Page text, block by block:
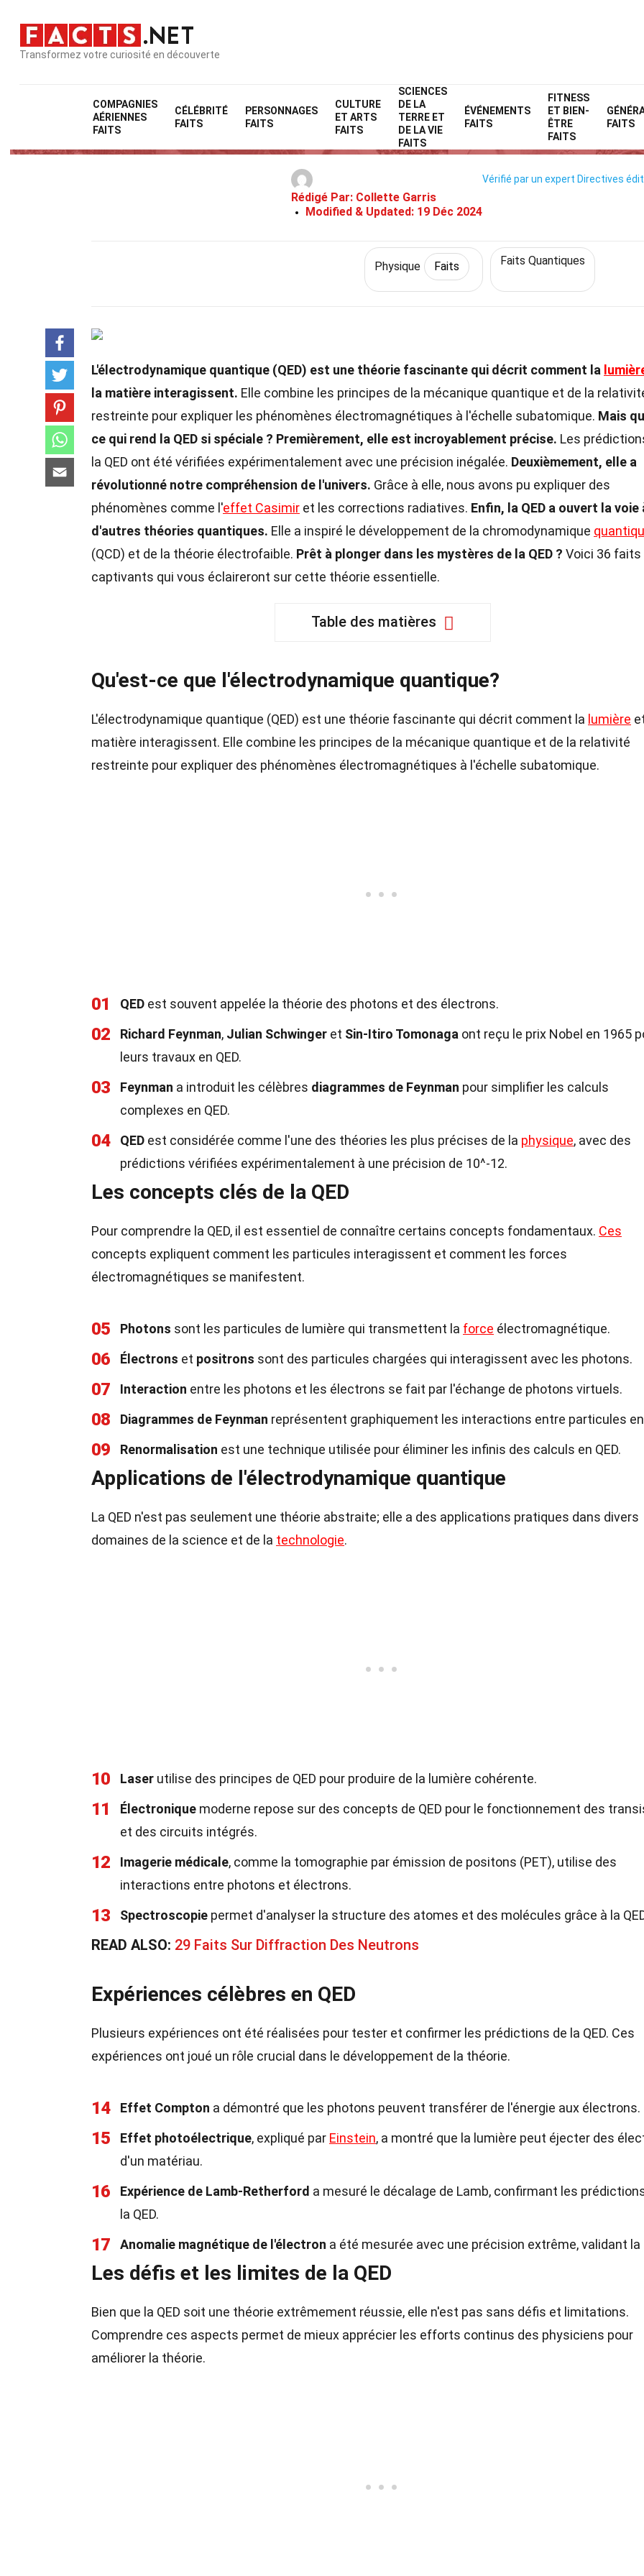
Transformez votre curiosité en découverte
COMPAGNIES
AÉRIENNES
FAITS
CÉLÉBRITÉ
FAITS
PERSONNAGES
FAITS
CULTURE
ET ARTS
FAITS
SCIENCES
DE LA
TERRE ET
DE LA VIE
FAITS
ÉVÉNEMENTS
FAITS
FITNESS
ET BIEN-
ÊTRE
FAITS
FAITS
Home Science Physique Faits
36 Faits Sur Électrodynamique
Rédigé Par: Collette Garris
Modified & Updated: 19 Déc 2024
Vérifié par un expert Directives
Physique Faits Faits Quantiques
L'électrodynamique quantique (QED) est une théorie fascinante qui décrit comment la
la matière interagissent. Elle combine les principes de la mécanique quantique et de la
restreinte pour expliquer les phénomènes électromagnétiques à l'échelle subatomique. Mais
ce qui rend la QED si spéciale ? Premièrement, elle est incroyablement précise. Les
la QED ont été vérifiées expérimentalement avec une précision inégalée. Deuxièmement, elle a
révolutionné notre compréhension de l'univers. Grâce à elle, nous avons pu expliquer des
phénomènes comme l'effet Casimir et les corrections radiatives. Enfin, la QED a ouvert la voie
d'autres théories quantiques. Elle a inspiré le développement de la chromodynamique
(QCD) et de la théorie électrofaible. Prêt à plonger dans les mystères de la QED ? Voici 36 faits
captivants qui vous éclaireront sur cette théorie essentielle.
Table des matières
Qu'est-ce que l'électrodynamique quantique?
L'électrodynamique quantique (QED) est une théorie fascinante qui décrit comment la lumière
matière interagissent. Elle combine les principes de la mécanique quantique et de la relativité
restreinte pour expliquer des phénomènes électromagnétiques à l'échelle subatomique.
01 QED est souvent appelée la théorie des photons et des électrons.
02 Richard Feynman, Julian Schwinger et Sin-Itiro Tomonaga ont reçu le prix Nobel en 1965
leurs travaux en QED.
03 Feynman a introduit les célèbres diagrammes de Feynman pour simplifier les calculs
complexes en QED.
04 QED est considérée comme l'une des théories les plus précises de la physique, avec des
prédictions vérifiées expérimentalement à une précision de 10^-12.
Les concepts clés de la QED
Pour comprendre la QED, il est essentiel de connaître certains concepts fondamentaux. Ces
concepts expliquent comment les particules interagissent et comment les forces
électromagnétiques se manifestent.
05 Photons sont les particules de lumière qui transmettent la force électromagnétique.
06 Électrons et positrons sont des particules chargées qui interagissent avec les photons.
07 Interaction entre les photons et les électrons se fait par l'échange de photons virtuels.
08 Diagrammes de Feynman représentent graphiquement les interactions entre particules en
09 Renormalisation est une technique utilisée pour éliminer les infinis des calculs en QED.
Applications de l'électrodynamique quantique
La QED n'est pas seulement une théorie abstraite; elle a des applications pratiques dans divers
domaines de la science et de la technologie.
10 Laser utilise des principes de QED pour produire de la lumière cohérente.
11 Électronique moderne repose sur des concepts de QED pour le fonctionnement des
et des circuits intégrés.
12 Imagerie médicale, comme la tomographie par émission de positons (PET), utilise des
interactions entre photons et électrons.
13 Spectroscopie permet d'analyser la structure des atomes et des molécules grâce à la
READ ALSO: 29 Faits Sur Diffraction Des Neutrons
Expériences célèbres en QED
Plusieurs expériences ont été réalisées pour tester et confirmer les prédictions de la QED. Ces
expériences ont joué un rôle crucial dans le développement de la théorie.
14 Effet Compton a démontré que les photons peuvent transférer de l'énergie aux électrons.
15 Effet photoélectrique, expliqué par Einstein, a montré que la lumière peut éjecter des
d'un matériau.
16 Expérience de Lamb-Retherford a mesuré le décalage de Lamb, confirmant les
la QED.
17 Anomalie magnétique de l'électron a été mesurée avec une précision extrême, validant la
Les défis et les limites de la QED
Bien que la QED soit une théorie extrêmement réussie, elle n'est pas sans défis et limitations.
Comprendre ces aspects permet de mieux apprécier les efforts continus des physiciens pour
améliorer la théorie.